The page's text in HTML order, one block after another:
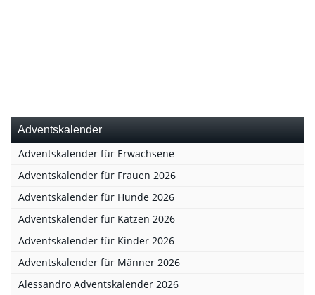
Adventskalender
Adventskalender für Erwachsene
Adventskalender für Frauen 2026
Adventskalender für Hunde 2026
Adventskalender für Katzen 2026
Adventskalender für Kinder 2026
Adventskalender für Männer 2026
Alessandro Adventskalender 2026